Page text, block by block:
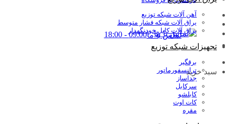
تماس با ما09:00 - 18:00
سبد خرید
آهن آلات شبکه توزیع
یراق آلات شبکه فشار متوسط
یراق آلات کابل خودنگهدار
تجهیزات شبکه توزیع
برقگیر
ترانسفورماتور
جداساز
سرکابل
کابلشو
کات اوت
مقره